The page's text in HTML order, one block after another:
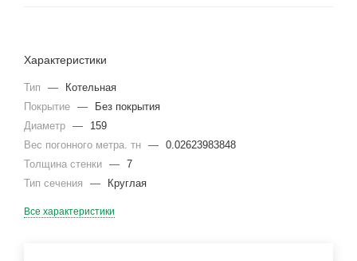
Характеристики
Тип —
Котельная
Покрытие —
Без покрытия
Диаметр —
159
Вес погонного метра. тн — 0.02623983848
Толщина стенки — 7
Тип сечения
— Круглая
Все характеристики